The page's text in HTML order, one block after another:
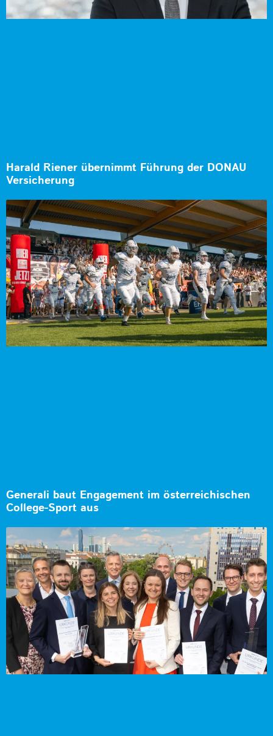
Harald Riener übernimmt Führung der DONAU
Versicherung
Generali baut Engagement im österreichischen
College-Sport aus